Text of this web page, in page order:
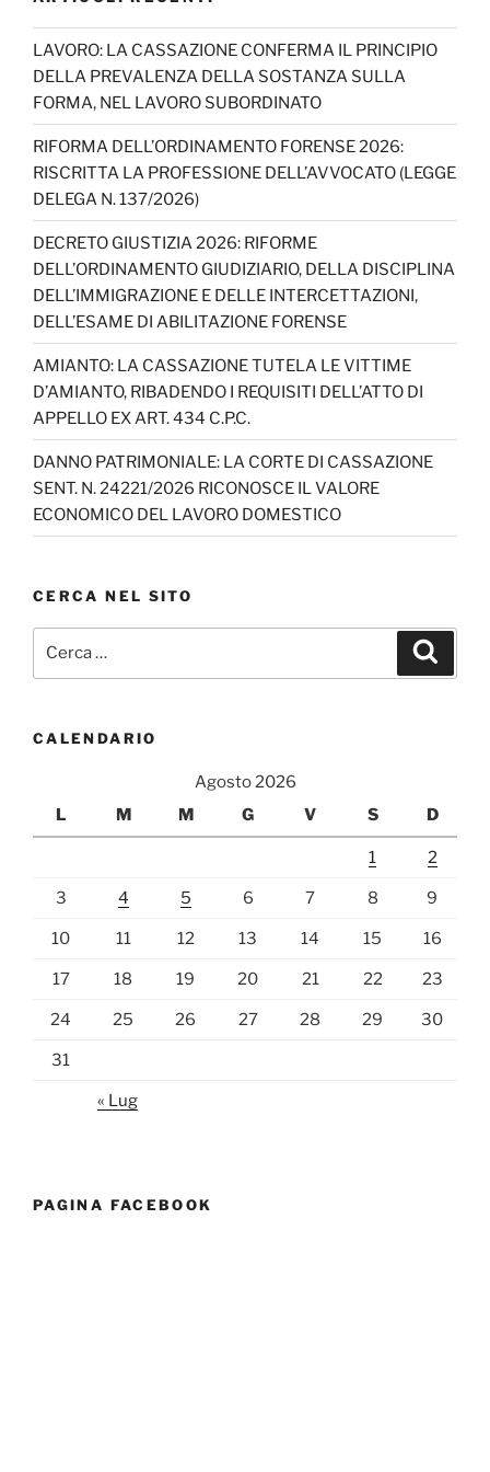
e
b
o
o
k
gr
a
m
o
k
e
dI
n
er
T
u
b
e
C
h
a
n
n
el
LAVORO: LA CASSAZIONE CONFERMA IL PRINCIPIO
DELLA PREVALENZA DELLA SOSTANZA SULLA
FORMA, NEL LAVORO SUBORDINATO
RIFORMA DELL’ORDINAMENTO FORENSE 2026:
RISCRITTA LA PROFESSIONE DELL’AVVOCATO (LEGGE
DELEGA N. 137/2026)
DECRETO GIUSTIZIA 2026: RIFORME
DELL’ORDINAMENTO GIUDIZIARIO, DELLA DISCIPLINA
DELL’IMMIGRAZIONE E DELLE INTERCETTAZIONI,
DELL’ESAME DI ABILITAZIONE FORENSE
AMIANTO: LA CASSAZIONE TUTELA LE VITTIME
D’AMIANTO, RIBADENDO I REQUISITI DELL’ATTO DI
APPELLO EX ART. 434 C.P.C.
DANNO PATRIMONIALE: LA CORTE DI CASSAZIONE
SENT. N. 24221/2026 RICONOSCE IL VALORE
ECONOMICO DEL LAVORO DOMESTICO
CERCA NEL SITO
CALENDARIO
Agosto 2026
L
M M G V S D
1 2
3 4 5 6 7 8 9
10 11 12 13 14 15 16
17 18 19 20 21 22 23
24 25 26 27 28 29 30
31
« Lug
PAGINA FACEBOOK